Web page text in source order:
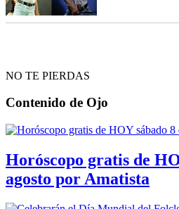
NO TE PIERDAS
Contenido de Ojo
Horóscopo gratis de
agosto por Amatista